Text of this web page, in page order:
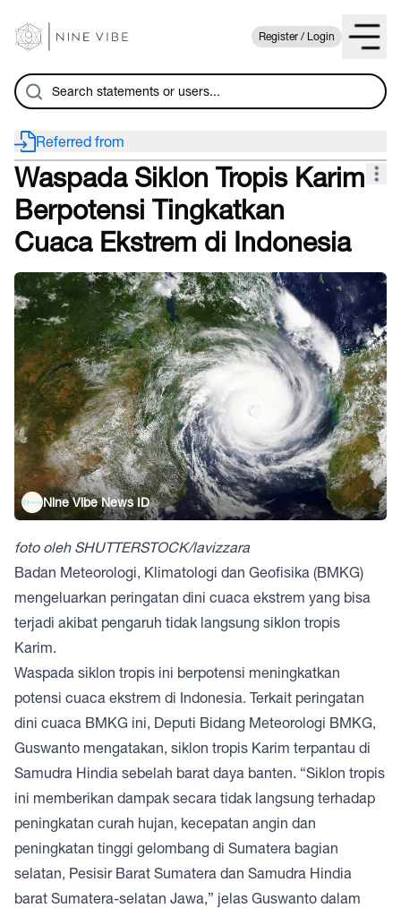
Register / Login
Waspada Siklon Tropis Karim
Berpotensi Tingkatkan
Cuaca Ekstrem di Indonesia
Nine Vibe News ID
foto oleh SHUTTERSTOCK/lavizzara
Badan Meteorologi, Klimatologi dan Geofisika (BMKG)
mengeluarkan peringatan dini cuaca ekstrem yang bisa
terjadi akibat pengaruh tidak langsung siklon tropis
Karim.
Waspada siklon tropis ini berpotensi meningkatkan
potensi cuaca ekstrem di Indonesia. Terkait peringatan
dini cuaca BMKG ini, Deputi Bidang Meteorologi BMKG,
Guswanto mengatakan, siklon tropis Karim terpantau di
Samudra Hindia sebelah barat daya banten. “Siklon tropis
ini memberikan dampak secara tidak langsung terhadap
peningkatan curah hujan, kecepatan angin dan
peningkatan tinggi gelombang di Sumatera bagian
selatan, Pesisir Barat Sumatera dan Samudra Hindia
barat Sumatera-selatan Jawa,” jelas Guswanto dalam
Referred from